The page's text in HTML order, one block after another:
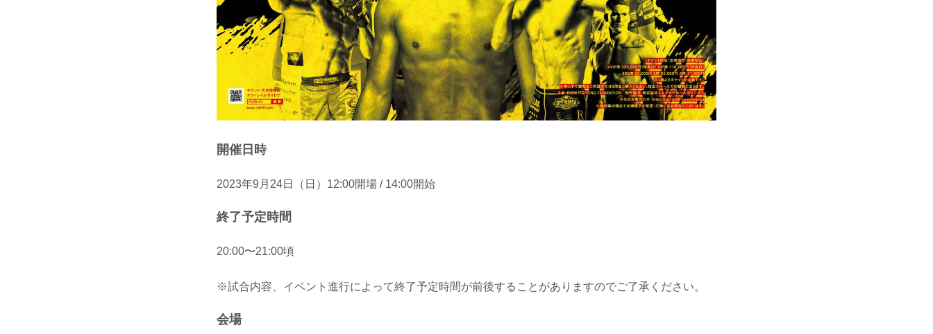
開催日時
2023年9月24日（日）12:00開場 / 14:00開始
終了予定時間
20:00〜21:00頃
※試合内容、イベント進行によって終了予定時間が前後することがありますのでご了承ください。
会場